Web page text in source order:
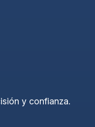
y confianza.